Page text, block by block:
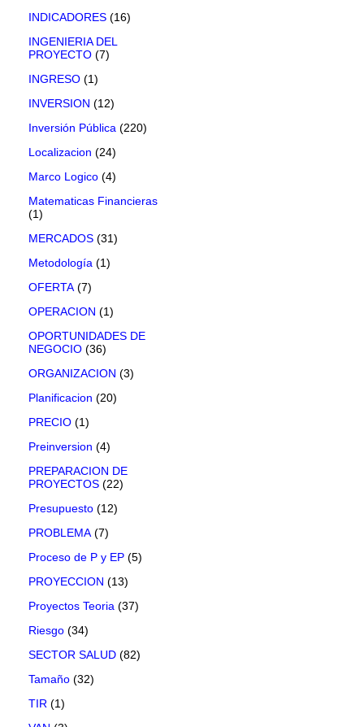
INDICADORES (16)
INGENIERIA DEL
PROYECTO (7)
INGRESO (1)
INVERSION (12)
Inversión Pública (220)
Localizacion (24)
Marco Logico (4)
Matematicas Financieras
(1)
MERCADOS (31)
Metodología (1)
OFERTA (7)
OPERACION (1)
OPORTUNIDADES DE
NEGOCIO (36)
ORGANIZACION (3)
Planificacion (20)
PRECIO (1)
Preinversion (4)
PREPARACION DE
PROYECTOS (22)
Presupuesto (12)
PROBLEMA (7)
Proceso de P y EP (5)
PROYECCION (13)
Proyectos Teoria (37)
Riesgo (34)
SECTOR SALUD (82)
Tamaño (32)
TIR (1)